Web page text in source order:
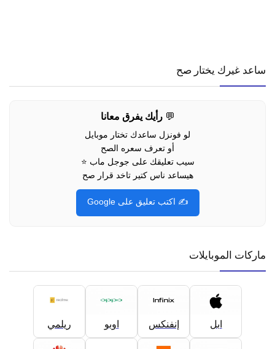
ساعد غيرك يختار صح
💬رأيك يفرق معانا
لو فونزل ساعدك تختار موبايل
أو تعرف سعره الصح
سيب تعليقك على جوجل ماب ⭐
هيساعد ناس كتير تاخد قرار صح
✍️ اكتب تعليق على Google
ماركات الموبايلات
ابل إنفنكس اوبو ريلمي